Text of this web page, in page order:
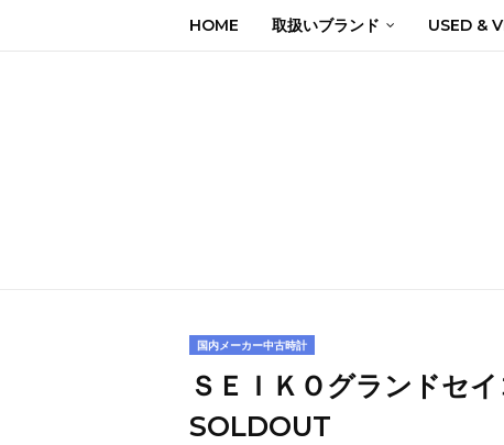
HOME 取扱いブランド USED &
国内メーカー中古時計
ＳＥＩＫＯグランドセ
SOLDOUT